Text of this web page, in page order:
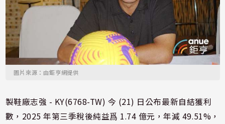
圖片來源：由鉅亨網提供
製鞋廠志強 - KY(6768-TW) 今 (21) 日公布最新自結獲利
數，2025 年第三季稅後純益爲 1.74 億元，年減 49.51%，